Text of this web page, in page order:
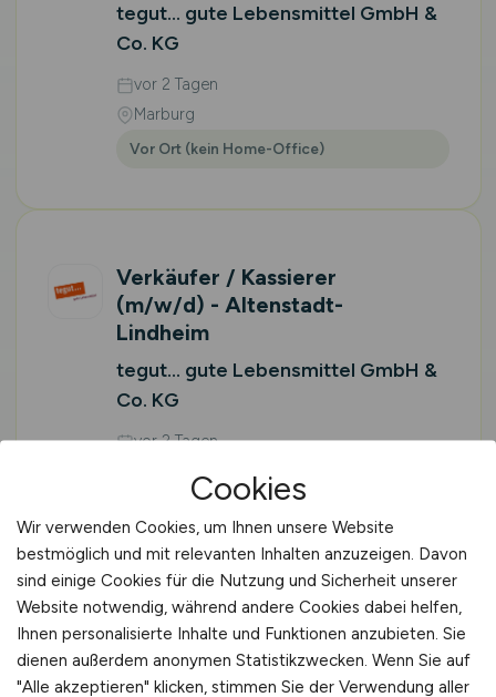
tegut... gute Lebensmittel GmbH &
Co. KG
vor 2 Tagen
Marburg
Vor Ort (kein Home-Office)
Verkäufer / Kassierer
(m/w/d) - Altenstadt-
Lindheim
tegut... gute Lebensmittel GmbH &
Co. KG
vor 2 Tagen
Vor Ort (kein Home-Office)
1 2 3 vor
Cookies
Wir verwenden Cookies, um Ihnen unsere Website
bestmöglich und mit relevanten Inhalten anzuzeigen. Davon
sind einige Cookies für die Nutzung und Sicherheit unserer
Website notwendig, während andere Cookies dabei helfen,
Ihnen personalisierte Inhalte und Funktionen anzubieten. Sie
dienen außerdem anonymen Statistikzwecken. Wenn Sie auf
"Alle akzeptieren" klicken, stimmen Sie der Verwendung aller